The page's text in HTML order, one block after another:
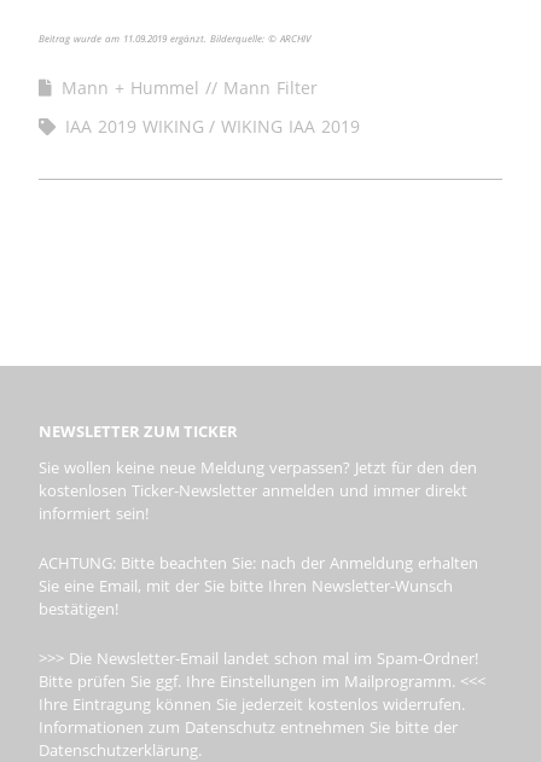
Beitrag wurde am 11.09.2019 ergänzt. Bilderquelle: © ARCHIV
Mann + Hummel // Mann Filter
IAA 2019 WIKING
WIKING IAA 2019
NEWSLETTER ZUM TICKER
Sie wollen keine neue Meldung verpassen? Jetzt für den den
kostenlosen Ticker-Newsletter anmelden und immer direkt
informiert sein!
ACHTUNG: Bitte beachten Sie: nach der Anmeldung erhalten
Sie eine Email, mit der Sie bitte Ihren Newsletter-Wunsch
bestätigen!
>>> Die Newsletter-Email landet schon mal im Spam-Ordner!
Bitte prüfen Sie ggf. Ihre Einstellungen im Mailprogramm. <<<
Ihre Eintragung können Sie jederzeit kostenlos widerrufen.
Informationen zum Datenschutz entnehmen Sie bitte der
Datenschutzerklärung.